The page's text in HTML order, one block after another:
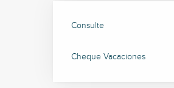
Consulte
Cheque Vacaciones